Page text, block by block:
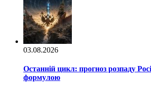
03.08.2026
Останній цикл: прогноз розпаду
формулою